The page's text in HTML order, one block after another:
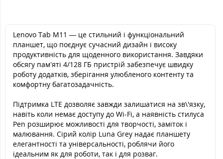
Lenovo Tab M11 — це стильний і функціональний
планшет, що поєднує сучасний дизайн і високу
продуктивність для щоденного використання. Завдяки
обсягу пам’яті 4/128 ГБ пристрій забезпечує швидку
роботу додатків, зберігання улюбленого контенту та
комфортну багатозадачність.
Підтримка LTE дозволяє завжди залишатися на зв\'язку,
навіть коли немає доступу до Wi-Fi, а наявність стилуса
Pen розширює можливості для творчості, заміток і
малювання. Сірий колір Luna Grey надає планшету
елегантності та універсальності, роблячи його
ідеальним як для роботи, так і для розваг.